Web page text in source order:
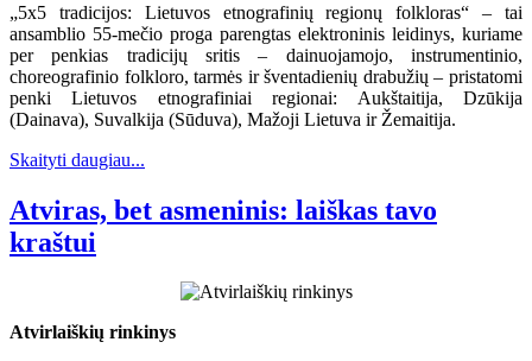
„5x5 tradicijos: Lietuvos etnografinių regionų folkloras“ – tai
ansamblio 55-mečio proga parengtas elektroninis leidinys, kuriame
per penkias tradicijų sritis – dainuojamojo, instrumentinio,
choreografinio folkloro, tarmės ir šventadienių drabužių – pristatomi
penki Lietuvos etnografiniai regionai: Aukštaitija, Dzūkija
(Dainava), Suvalkija (Sūduva), Mažoji Lietuva ir Žemaitija.
Skaityti daugiau...
Atviras, bet asmeninis: laiškas tavo
kraštui
Atvirlaiškių rinkinys